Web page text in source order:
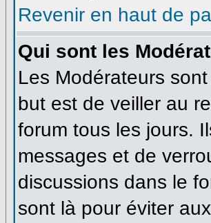
Revenir en haut de
Qui sont les
Les Modérateurs
but est de veiller au
forum tous les jours.
messages et de
discussions dans le
sont là pour éviter